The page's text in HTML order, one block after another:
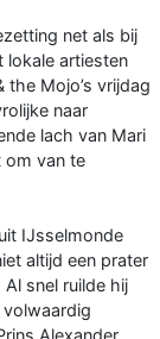
net als bij
lokale artiesten
Mojo’s vrijdag
naar
lach van Mari
om van te
IJsselmonde
altijd een prater
snel ruilde hij
volwaardig
Alexander